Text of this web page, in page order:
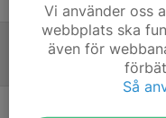
Vi använder oss
webbplats ska
även för
Så